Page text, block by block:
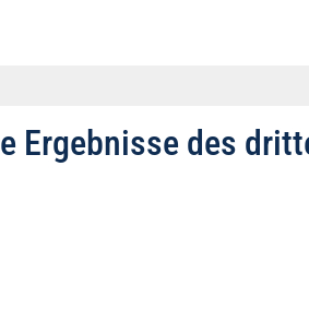
Ergebnisse des